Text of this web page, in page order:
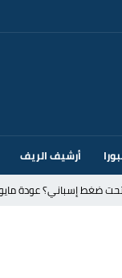
أرشيف الريف
ضغط إسباني؟ عودة
الإسبانية في الميركاتو
الحموداني يبدأ مرحلة ما